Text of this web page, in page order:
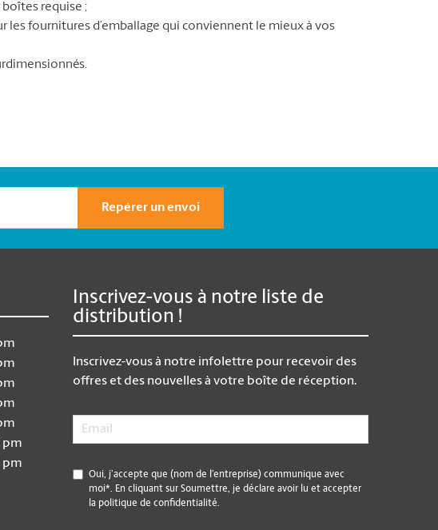
requise ;
les fournitures d’emballage qui conviennent le mieux à vos
Repérer un envoi
pm
pm
Inscrivez-vous à notre liste de
distribution !
Inscrivez-vous à notre infolettre pour recevoir des
offres et des nouvelles à votre boîte de réception.
Email
* Oui, j’accepte que (nom de l’entreprise) communique avec
moi*. En cliquant sur Soumettre, je déclare avoir lu et accepter
la politique de confidentialité.